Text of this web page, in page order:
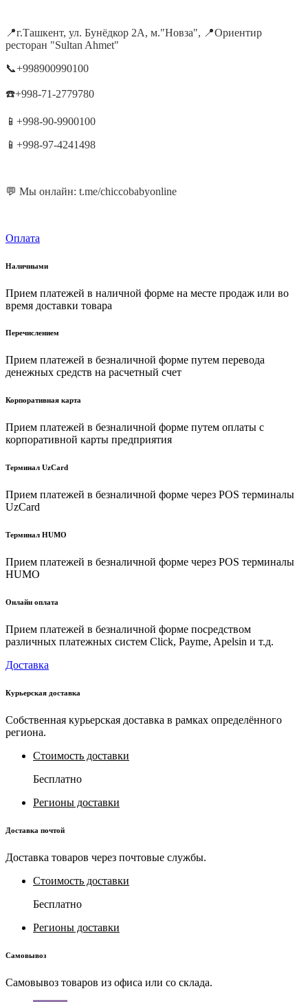
📍г.Ташкент, ул. Бунёдкор 2А, м."Новза", 📍Ориентир
ресторан "Sultan Ahmet"
📞+998900990100
☎️+998-71-2779780
📱+998-90-9900100
📱+998-97-4241498
💬 Мы онлайн: t.me/chiccobabyonline
Оплата
Наличными
Прием платежей в наличной форме на месте продаж или во
время доставки товара
Перечислением
Прием платежей в безналичной форме путем перевода
денежных средств на расчетный счет
Корпоративная карта
Прием платежей в безналичной форме путем оплаты с
корпоративной карты предприятия
Терминал UzCard
Прием платежей в безналичной форме через POS терминалы
UzCard
Терминал HUMO
Прием платежей в безналичной форме через POS терминалы
HUMO
Онлайн оплата
Прием платежей в безналичной форме посредством
различных платежных систем Click, Payme, Apelsin и т.д.
Доставка
Курьерская доставка
Собственная курьерская доставка в рамках определённого
региона.
Стоимость доставки
Бесплатно
Регионы доставки
Доставка почтой
Доставка товаров через почтовые службы.
Стоимость доставки
Бесплатно
Регионы доставки
Самовывоз
Самовывоз товаров из офиса или со склада.